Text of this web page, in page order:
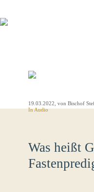
19.03.2022 , von Bischof
In Audio
Was heißt